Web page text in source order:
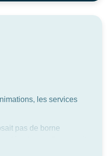
les services
pas de borne